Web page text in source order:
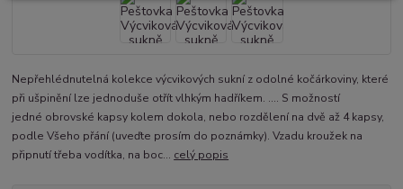
Nepřehlédnutelná kolekce výcvikových sukní z odolné kočárkoviny, které
při ušpinění lze jednoduše otřít vlhkým hadříkem. .... S možností
jedné obrovské kapsy kolem dokola, nebo rozdělení na dvě až 4 kapsy,
podle Všeho přání (uveďte prosím do poznámky). Vzadu kroužek na
připnutí třeba vodítka, na boc... celý popis